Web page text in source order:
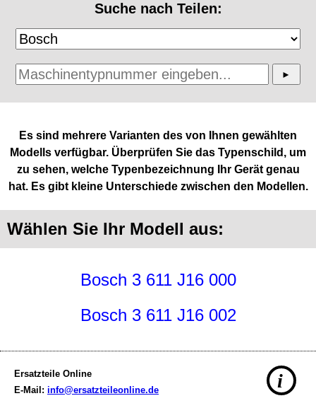
Suche nach Teilen:
Es sind mehrere Varianten des von Ihnen gewählten
Modells verfügbar. Überprüfen Sie das Typenschild, um
zu sehen, welche Typenbezeichnung Ihr Gerät genau
hat. Es gibt kleine Unterschiede zwischen den Modellen.
Wählen Sie Ihr Modell aus:
Bosch 3 611 J16 000
Bosch 3 611 J16 002
Ersatzteile Online
E-Mail: info@ersatzteileonline.de i